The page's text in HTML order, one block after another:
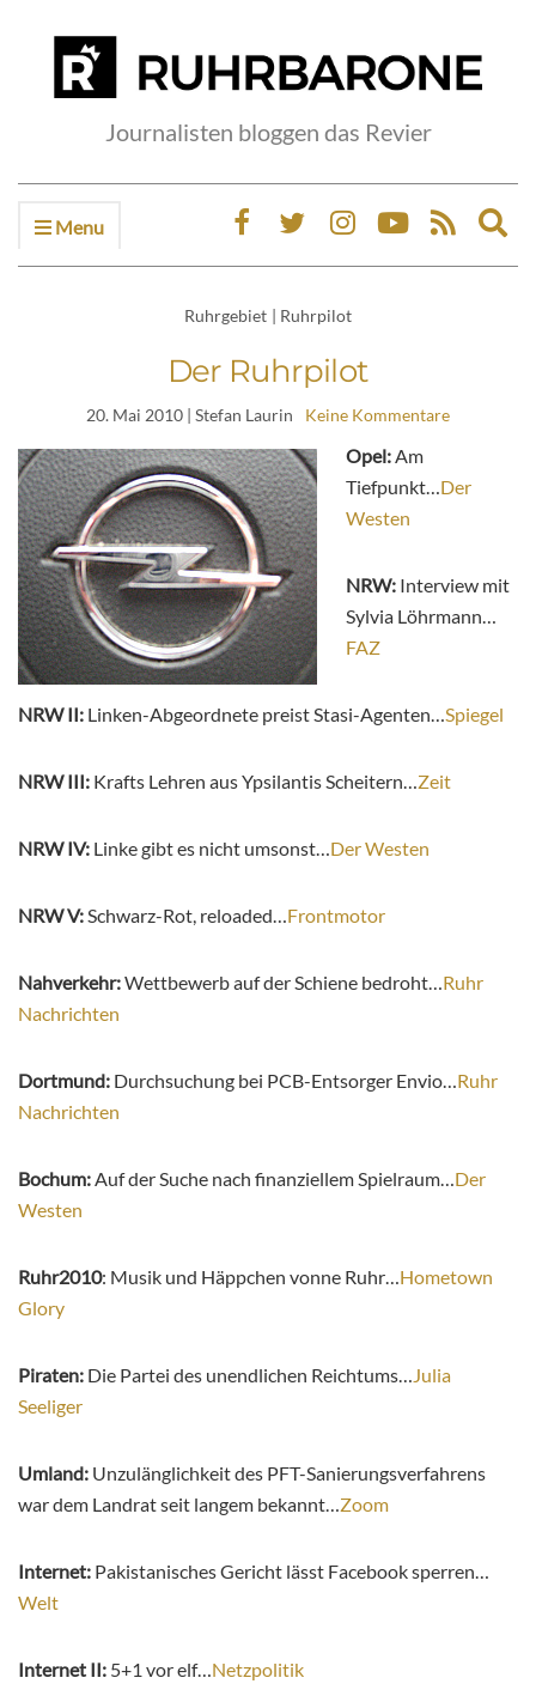
Journalisten bloggen das Revier
Menu
Ruhrgebiet | Ruhrpilot
Der Ruhrpilot
20. Mai 2010 | Stefan Laurin Keine Kommentare
Opel:Am
Tiefpunkt…Der
Westen
NRW: Interview mit
Sylvia Löhrmann…
FAZ
NRW II: Linken-Abgeordnete preist Stasi-Agenten…Spiegel
NRW III: Krafts Lehren aus Ypsilantis Scheitern…Zeit
NRW IV: Linke gibt es nicht umsonst…Der Westen
NRW V:Schwarz-Rot, reloaded…Frontmotor
Nahverkehr:Wettbewerb auf der Schiene bedroht…Ruhr
Nachrichten
Dortmund: Durchsuchung bei PCB-Entsorger Envio…Ruhr
Nachrichten
Bochum:Auf der Suche nach finanziellem Spielraum…Der
Westen
Ruhr2010: Musik und Häppchen vonne Ruhr…Hometown
Glory
Piraten: Die Partei des unendlichen Reichtums…Julia
Seeliger
Umland: Unzulänglichkeit des PFT-Sanierungsverfahrens
war dem Landrat seit langem bekannt…Zoom
Internet: Pakistanisches Gericht lässt Facebook sperren…
Welt
Internet II: 5+1 vor elf…Netzpolitik